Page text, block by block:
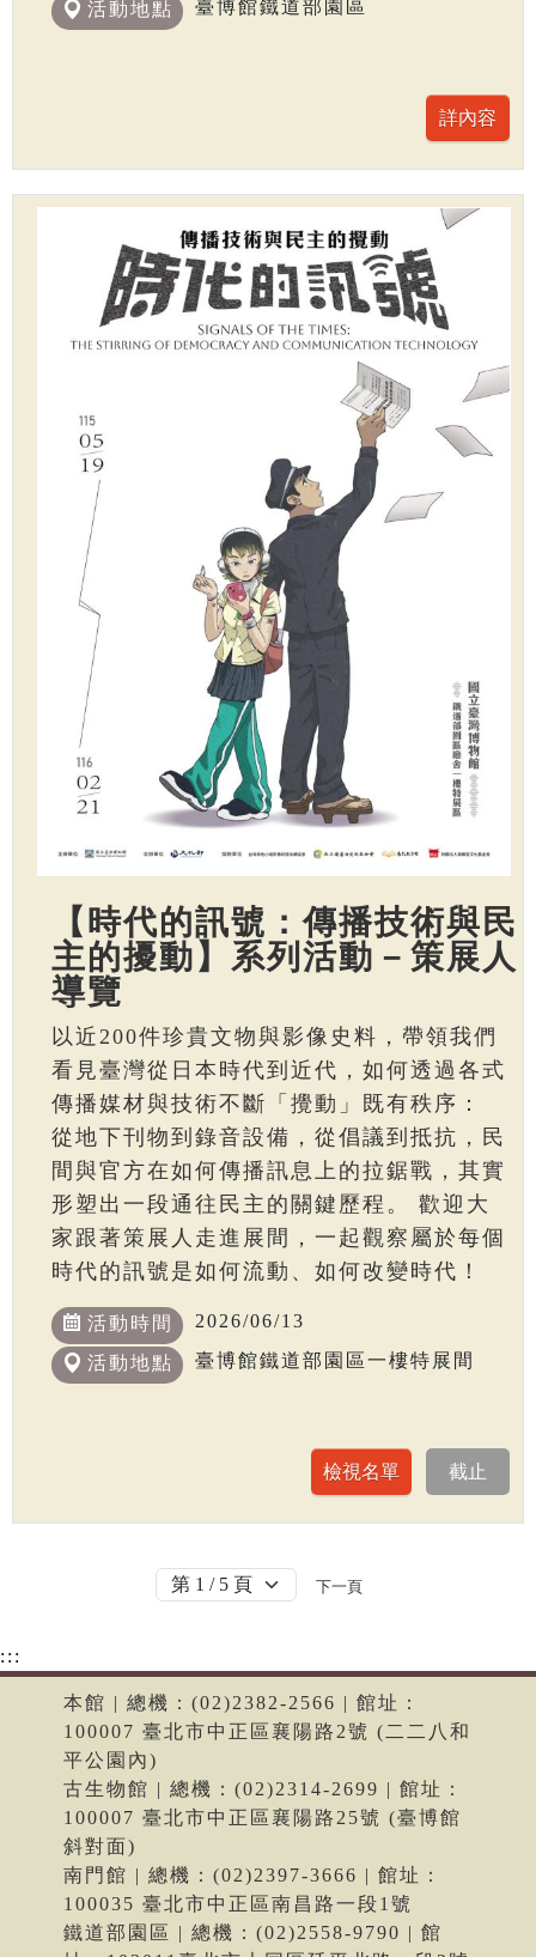
活動地點 臺博館鐵道部園區
【時代的訊號：傳播技術與民
主的擾動】系列活動－策展人
導覽
以近200件珍貴文物與影像史料，帶領我們
看見臺灣從日本時代到近代，如何透過各式
傳播媒材與技術不斷「攪動」既有秩序：
從地下刊物到錄音設備，從倡議到抵抗，民
間與官方在如何傳播訊息上的拉鋸戰，其實
形塑出一段通往民主的關鍵歷程。 歡迎大
家跟著策展人走進展間，一起觀察屬於每個
時代的訊號是如何流動、如何改變時代！
活動時間 2026/06/13
活動地點 臺博館鐵道部園區一樓特展間
下一頁
:::
本館 | 總機：(02)2382-2566 | 館址：
100007 臺北市中正區襄陽路2號 (二二八和
平公園內)
古生物館 | 總機：(02)2314-2699 | 館址：
100007 臺北市中正區襄陽路25號 (臺博館
斜對面)
南門館 | 總機：(02)2397-3666 | 館址：
100035 臺北市中正區南昌路一段1號
鐵道部園區 | 總機：(02)2558-9790 | 館